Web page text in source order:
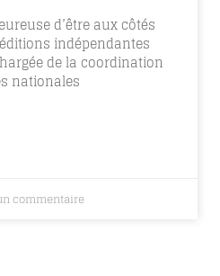
d’être aux côtés
indépendantes
de la coordination
nationales
commentaire